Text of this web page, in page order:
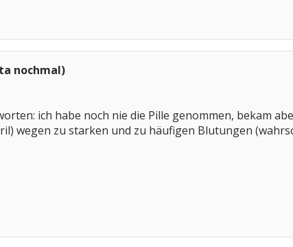
nochmal)
ich habe noch nie die Pille genommen, bekam
wegen zu starken und zu häufigen Blutungen